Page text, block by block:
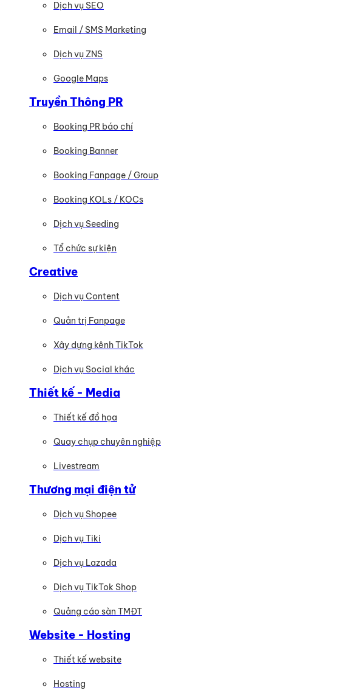
Dịch vụ SEO
Email / SMS Marketing
Dịch vụ ZNS
Google Maps
Truyền Thông PR
Booking PR báo chí
Booking Banner
Booking Fanpage / Group
Booking KOLs / KOCs
Dịch vụ Seeding
Tổ chức sự kiện
Creative
Dịch vụ Content
Quản trị Fanpage
Xây dựng kênh TikTok
Dịch vụ Social khác
Thiết kế - Media
Thiết kế đồ họa
Quay chụp chuyên nghiệp
Livestream
Thương mại điện tử
Dịch vụ Shopee
Dịch vụ Tiki
Dịch vụ Lazada
Dịch vụ TikTok Shop
Quảng cáo sàn TMĐT
Website - Hosting
Thiết kế website
Hosting